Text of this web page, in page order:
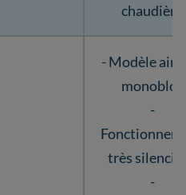
chaudière
- Modèle air-
monobloc
-
très
-